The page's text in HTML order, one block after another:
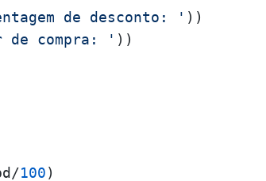
de desconto: ' ))
compra: ' ))
100)